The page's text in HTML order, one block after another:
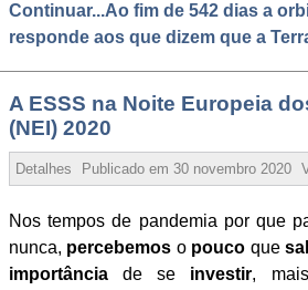
Continuar...Ao fim de 542 dias a
responde aos que dizem que a
A ESSS na Noite Europeia
(NEI) 2020
Detalhes Publicado em 30 novembro 2020
Nos tempos de pandemia por que
nunca, percebemos o pouco que
importância de se investir,